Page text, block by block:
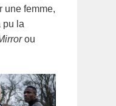
une femme,
pu la
ou